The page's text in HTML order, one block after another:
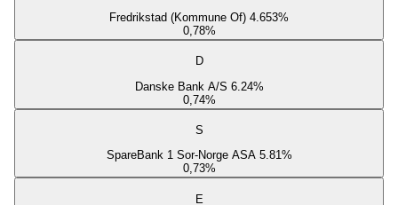
Fredrikstad (Kommune Of) 4.653%
0,78%
D
Danske Bank A/S 6.24%
0,74%
S
SpareBank 1 Sor-Norge ASA 5.81%
0,73%
E